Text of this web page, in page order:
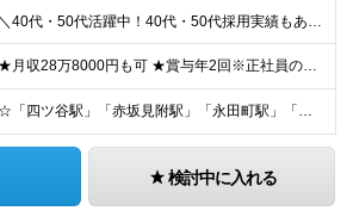
＼40代・50代活躍中！40代・50代採用実績もあります◎／ ◆学歴不問 ◆未経験OK 【正社員デビュー、ブランクのある方も大歓迎！】 まずは面接にてお話しましょう♪ 【契約更新の可能性】あり／雇用
★月収28万8000円も可 ★賞与年2回※正社員のみ 【正社員の場合】 月給236,100円～ ※残業が発生した場合、超過分は別途支給します ※試用期間4ヵ月あり。期間中の給与・待遇の差異はありませ
☆「四ツ谷駅」「赤坂見附駅」「永田町駅」「麴町駅」が最寄り駅 ☆配置転換なし！毎日同じ場所で働けます！ ◆東京都千代田区紀尾井町 【勤務地固定のメリット】 ・通勤ルートが変わらない安心感 ・慣れた
検討中に入れる